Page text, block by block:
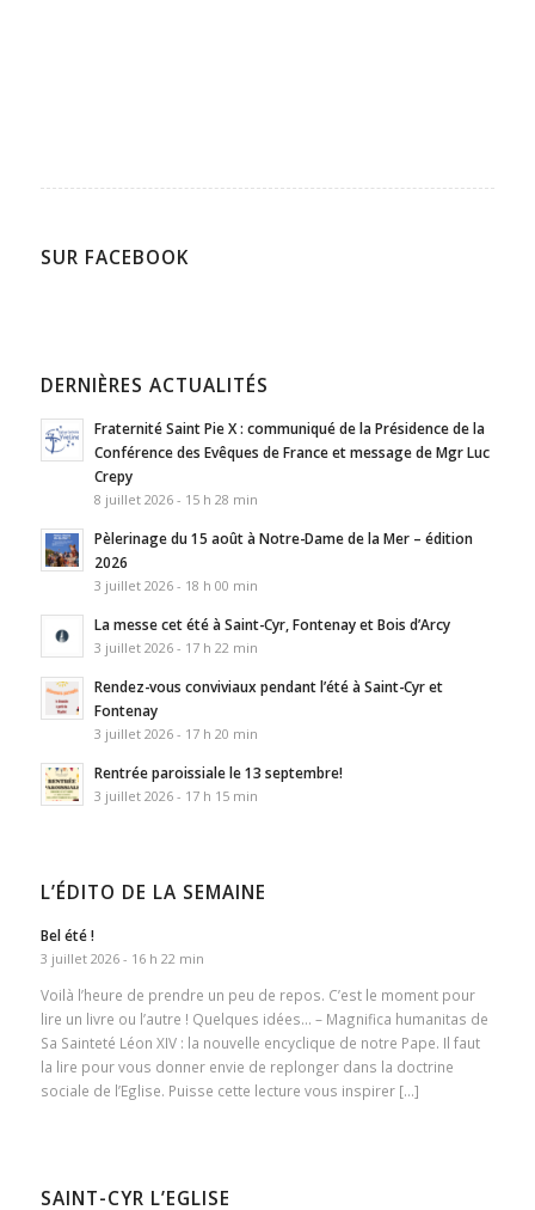
SUR FACEBOOK
DERNIÈRES ACTUALITÉS
Fraternité Saint Pie X : communiqué de la Présidence de la
Conférence des Evêques de France et message de Mgr Luc
Crepy
8 juillet 2026 - 15 h 28 min
Pèlerinage du 15 août à Notre-Dame de la Mer – édition
2026
3 juillet 2026 - 18 h 00 min
La messe cet été à Saint-Cyr, Fontenay et Bois d’Arcy
3 juillet 2026 - 17 h 22 min
Rendez-vous conviviaux pendant l’été à Saint-Cyr et
Fontenay
3 juillet 2026 - 17 h 20 min
Rentrée paroissiale le 13 septembre!
3 juillet 2026 - 17 h 15 min
L’ÉDITO DE LA SEMAINE
Bel été !
3 juillet 2026 - 16 h 22 min
Voilà l’heure de prendre un peu de repos. C’est le moment pour
lire un livre ou l’autre ! Quelques idées… – Magnifica humanitas de
Sa Sainteté Léon XIV : la nouvelle encyclique de notre Pape. Il faut
la lire pour vous donner envie de replonger dans la doctrine
sociale de l’Eglise. Puisse cette lecture vous inspirer […]
SAINT-CYR L’EGLISE